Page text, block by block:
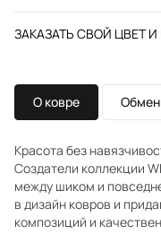
ЗАКАЗАТЬ СВОЙ ЦВЕТ
О ковре Обмен
Красота без
Создатели коллекции
между шиком и
в дизайн ковров и
композиций и